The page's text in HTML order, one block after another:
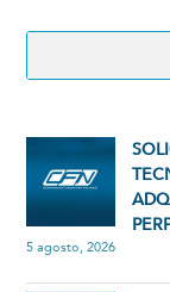
5 agosto, 2026